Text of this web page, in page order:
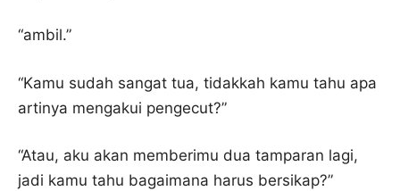
“ambil.”
“Kamu sudah sangat tua, tidakkah kamu tahu apa
artinya mengakui pengecut?”
“Atau, aku akan memberimu dua tamparan lagi,
jadi kamu tahu bagaimana harus bersikap?”